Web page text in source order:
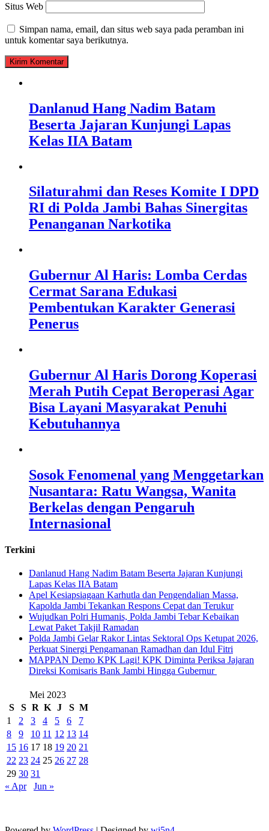
Situs Web
Simpan nama, email, dan situs web saya pada peramban ini
untuk komentar saya berikutnya.
Danlanud Hang Nadim Batam
Beserta Jajaran Kunjungi Lapas
Kelas IIA Batam
Silaturahmi dan Reses Komite I DPD
RI di Polda Jambi Bahas Sinergitas
Penanganan Narkotika
Gubernur Al Haris: Lomba Cerdas
Cermat Sarana Edukasi
Pembentukan Karakter Generasi
Penerus
Gubernur Al Haris Dorong Koperasi
Merah Putih Cepat Beroperasi Agar
Bisa Layani Masyarakat Penuhi
Kebutuhannya
Sosok Fenomenal yang Menggetarkan
Nusantara: Ratu Wangsa, Wanita
Berkelas dengan Pengaruh
Internasional
Terkini
Danlanud Hang Nadim Batam Beserta Jajaran Kunjungi
Lapas Kelas IIA Batam
Apel Kesiapsiagaan Karhutla dan Pengendalian Massa,
Kapolda Jambi Tekankan Respons Cepat dan Terukur
Wujudkan Polri Humanis, Polda Jambi Tebar Kebaikan
Lewat Paket Takjil Ramadan
Polda Jambi Gelar Rakor Lintas Sektoral Ops Ketupat 2026,
Perkuat Sinergi Pengamanan Ramadhan dan Idul Fitri
‎MAPPAN Demo KPK Lagi! KPK Diminta Periksa Jajaran
Direksi Komisaris Bank Jambi Hingga Gubernur ‎
Mei 2023
S
S R K J S M
1
2 3 4 5 6
7
8
9 10 11 12 13 14
15 16 17 18 19 20 21
22 23 24 25 26 27 28
29 30 31
« Apr
Jun »